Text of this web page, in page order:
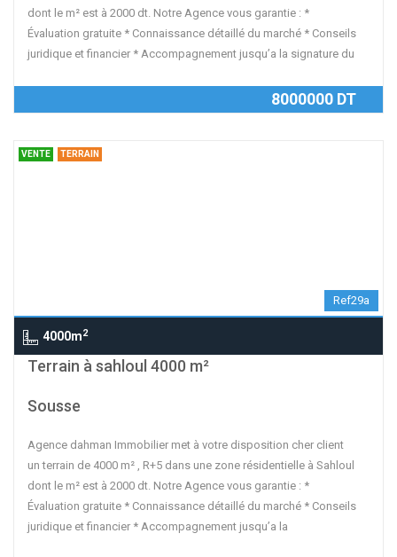
dont le m² est à 2000 dt. Notre Agence vous garantie : *
Évaluation gratuite * Connaissance détaillé du marché * Conseils
juridique et financier * Accompagnement jusqu’a la signature du
8000000 DT
VENTE TERRAIN
Ref29a
4000m2
contributors
Terrain à sahloul 4000 m²
Sousse
Agence dahman Immobilier met à votre disposition cher client
un terrain de 4000 m² , R+5 dans une zone résidentielle à Sahloul
dont le m² est à 2000 dt. Notre Agence vous garantie : *
Évaluation gratuite * Connaissance détaillé du marché * Conseils
juridique et financier * Accompagnement jusqu’a la